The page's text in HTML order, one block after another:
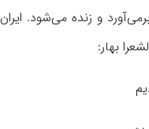
و زنده می‌شود.
بهار: